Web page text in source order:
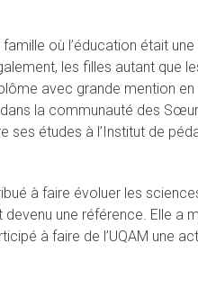
où l’éducation était
les filles autant que
avec grande mention
la communauté des
études à l’Institut de
à faire évoluer les
une référence. Elle a
à faire de l’UQAM une